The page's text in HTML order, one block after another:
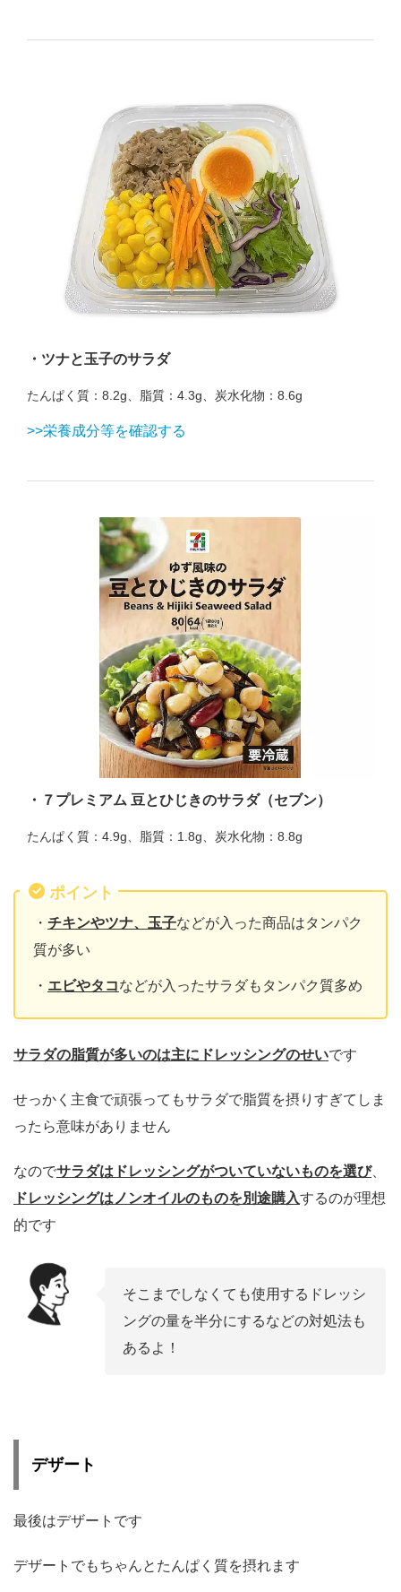
・ツナと玉子のサラダ
たんぱく質：8.2g、脂質：4.3g、炭水化物：8.6g
>>栄養成分等を確認する
・７プレミアム 豆とひじきのサラダ（セブン）
たんぱく質：4.9g、脂質：1.8g、炭水化物：8.8g
ポイント
・ チキンやツナ、玉子などが入った商品はタンパク
質が多い
・ エビやタコなどが入ったサラダもタンパク質多め
サラダの脂質が多いのは主にドレッシングのせいです
せっかく主食で頑張ってもサラダで脂質を摂りすぎてしま
ったら意味がありません
なのでサラダはドレッシングがついていないものを選び、
ドレッシングはノンオイルのものを別途購入するのが理想
的です
そこまでしなくても使用するドレッシ
ングの量を半分にするなどの対処法も
あるよ！
デザート
最後はデザートです
デザートでもちゃんとたんぱく質を摂れます